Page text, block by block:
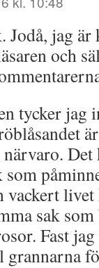
Jodå, jag
och
tycker jag
närvaro.
vackert
sak
Fast